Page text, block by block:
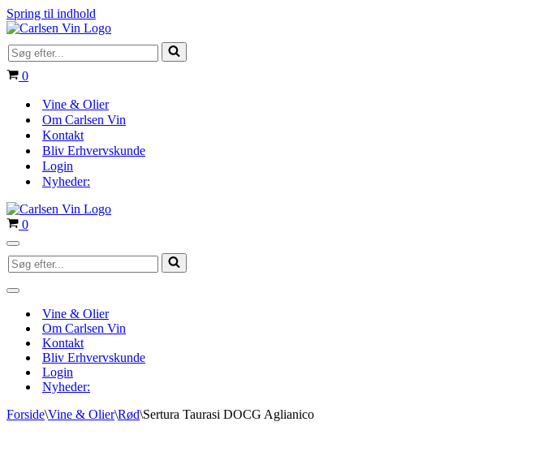
Spring til indhold
Søg
efter...
Indkøbskurv
0
Vine & Olier
Om Carlsen Vin
Kontakt
Bliv Erhvervskunde
Login
Nyheder:
Indkøbskurv
0
Navigation
menu
Søg
efter...
Navigation
Vine & Olier
Om Carlsen Vin
Kontakt
Bliv Erhvervskunde
Login
Nyheder:
Forside\Vine & Olier\Rød\Sertura Taurasi DOCG Aglianico